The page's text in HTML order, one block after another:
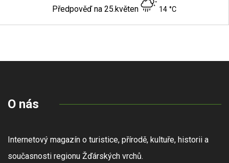
Předpověď na 25.květen 14 °C
O nás
Internetový magazín o turistice, přírodě, kultuře, historii a
současnosti regionu Žďárských vrchů.